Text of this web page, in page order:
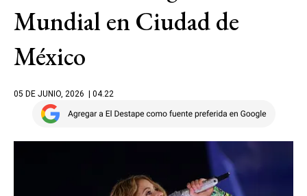
Mundial en Ciudad de
México
05 DE JUNIO, 2026 | 04.22